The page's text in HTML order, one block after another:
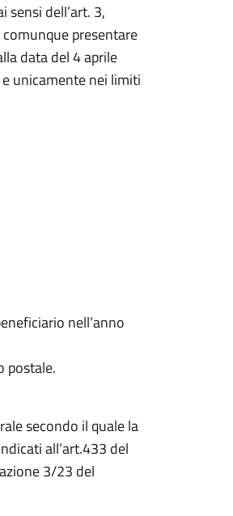
dell’art. 3,
presentare
data del 4 aprile
unicamente nei limiti
nell’anno
postale.
secondo il quale la
all’art.433 del
3/23 del